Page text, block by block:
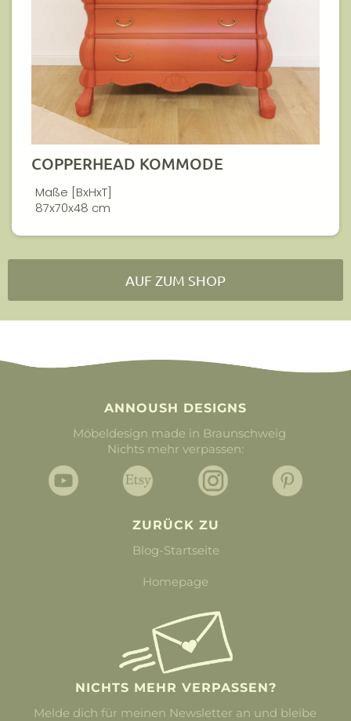
COPPERHEAD KOMMODE
Maße [BxHxT]
87x70x48 cm
AUF ZUM SHOP
ANNOUSH DESIGNS
Möbeldesign made in Braunschweig
Nichts mehr verpassen:
ZURÜCK ZU
Blog-Startseite
Homepage
NICHTS MEHR VERPASSEN?
Melde dich für meinen Newsletter an und bleibe